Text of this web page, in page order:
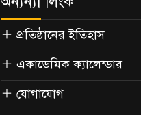
প্রতিষ্ঠানের ইতিহাস
একাডেমিক ক্যালেন্ডার
যোগাযোগ